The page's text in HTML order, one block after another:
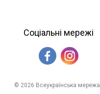
Соціальні мережі
© 2026 Всеукраїнська